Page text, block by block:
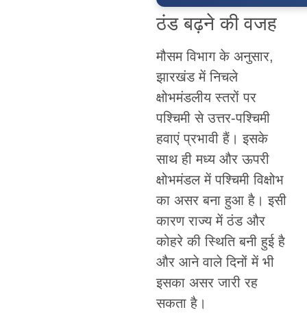
ठंड बढ़ने की वजह
मौसम विभाग के अनुसार,
झारखंड में निचले
क्षोभमंडलीय स्तरों पर
पश्चिमी से उत्तर-पश्चिमी
हवाएं प्रभावी हैं। इसके
साथ ही मध्य और ऊपरी
क्षोभमंडल में पश्चिमी विक्षोभ
का असर बना हुआ है। इसी
कारण राज्य में ठंड और
कोहरे की स्थिति बनी हुई है
और आने वाले दिनों में भी
इसका असर जारी रह
सकता है।